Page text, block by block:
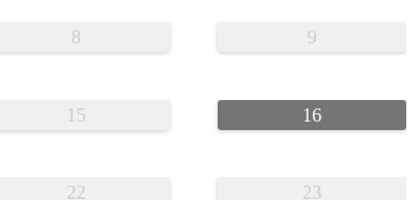
8 9
15 16
22 23